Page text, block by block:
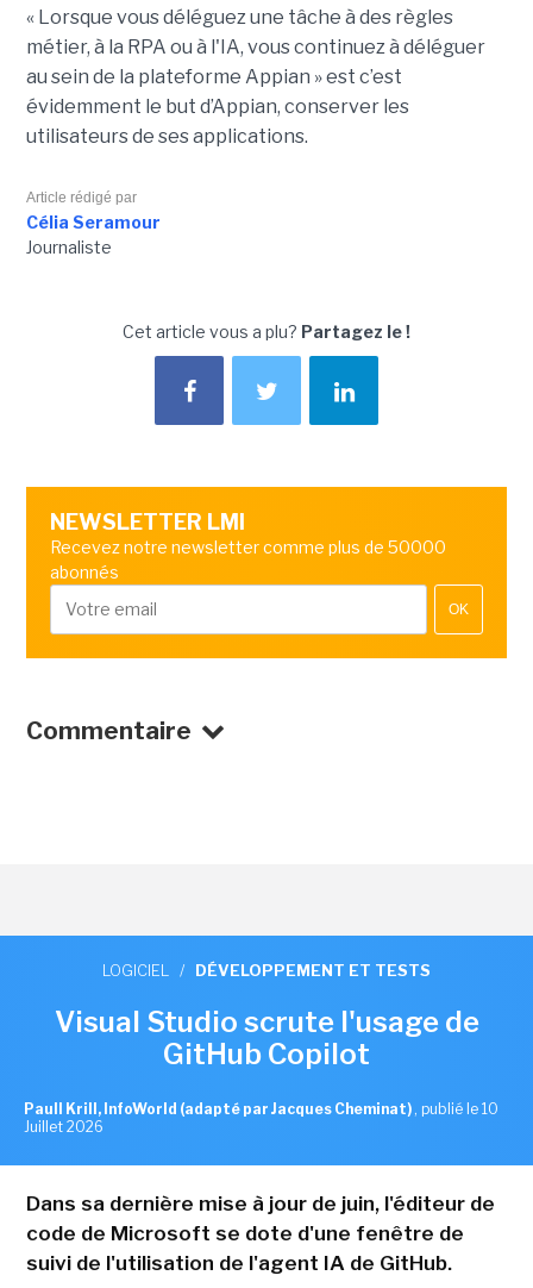
« Lorsque vous déléguez une tâche à des règles
métier, à la RPA ou à l'IA, vous continuez à déléguer
au sein de la plateforme Appian » est c’est
évidemment le but d’Appian, conserver les
utilisateurs de ses applications.
Article rédigé par
Célia Seramour
Journaliste
Cet article vous a plu? Partagez le !
NEWSLETTER LMI
Recevez notre newsletter comme plus de 50000
abonnés
OK
Commentaire
LOGICIEL / DÉVELOPPEMENT ET TESTS
Visual Studio scrute l'usage de
GitHub Copilot
Paull Krill, InfoWorld (adapté par Jacques Cheminat) , publié le 10
Juillet 2026
Dans sa dernière mise à jour de juin, l'éditeur de
code de Microsoft se dote d'une fenêtre de
suivi de l'utilisation de l'agent IA de GitHub.